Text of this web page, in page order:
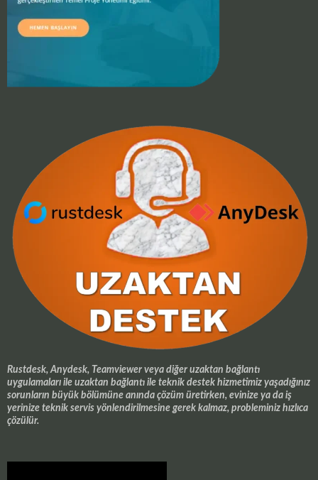
Rustdesk, Anydesk, Teamviewer veya diğer uzaktan bağlantı
uygulamaları ile uzaktan bağlantı ile teknik destek hizmetimiz yaşadığınız
sorunların büyük bölümüne anında çözüm üretirken, evinize ya da iş
yerinize teknik servis yönlendirilmesine gerek kalmaz, probleminiz hızlıca
çözülür.